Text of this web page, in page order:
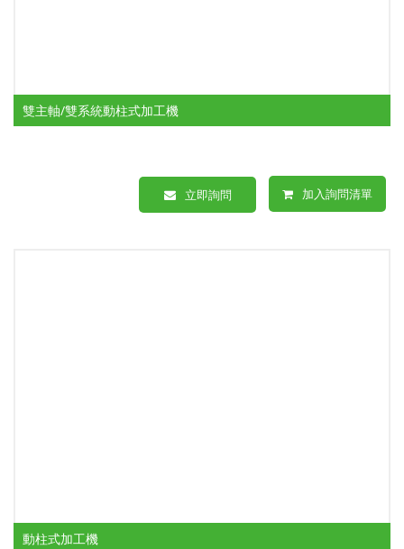
雙主軸/雙系統動柱式加工機
立即詢問 加入詢問清單
動柱式加工機